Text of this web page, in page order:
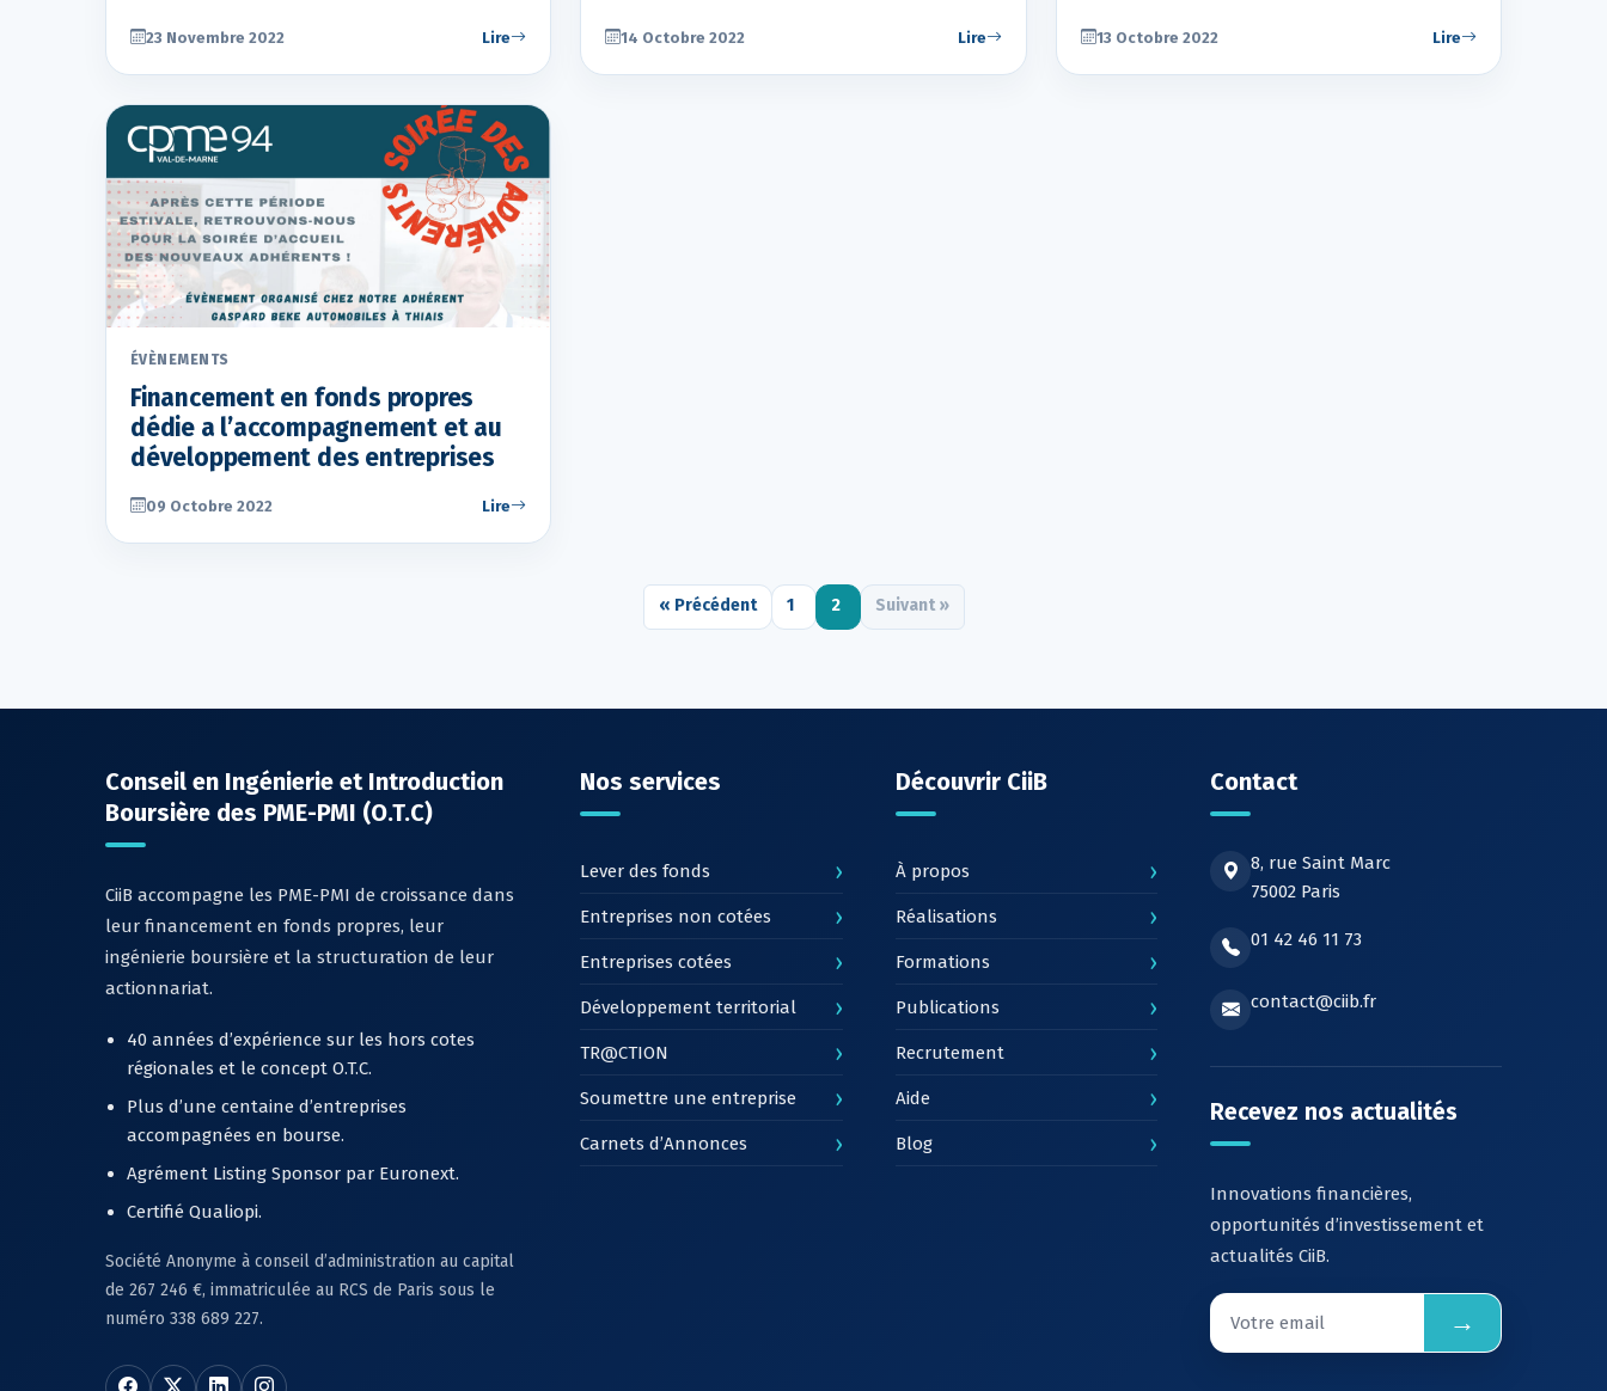
23 Novembre 2022 Lire 14 Octobre 2022 Lire 13 Octobre 2022 Lire
ÉVÈNEMENTS
Financement en fonds propres
dédie a l’accompagnement et au
développement des entreprises
09 Octobre 2022 Lire
« Précédent 1 2 Suivant »
Conseil en Ingénierie et Introduction
Boursière des PME-PMI (O.T.C)
CiiB accompagne les PME-PMI de croissance dans
leur financement en fonds propres, leur
ingénierie boursière et la structuration de leur
actionnariat.
40 années d’expérience sur les hors cotes
régionales et le concept O.T.C.
Plus d’une centaine d’entreprises
accompagnées en bourse.
Agrément Listing Sponsor par Euronext.
Certifié Qualiopi.
Société Anonyme à conseil d’administration au capital
de 267 246 €, immatriculée au RCS de Paris sous le
numéro 338 689 227.
Nos services
Lever des fonds ›
Entreprises non cotées ›
Entreprises cotées ›
Développement territorial ›
TR@CTION ›
Soumettre une entreprise ›
Carnets d’Annonces ›
Découvrir CiiB
À propos ›
Réalisations ›
Formations ›
Publications ›
Recrutement ›
Aide ›
Blog ›
Contact
8, rue Saint Marc
75002 Paris
01 42 46 11 73
contact@ciib.fr
Recevez nos actualités
Innovations financières,
opportunités d’investissement et
actualités CiiB.
→